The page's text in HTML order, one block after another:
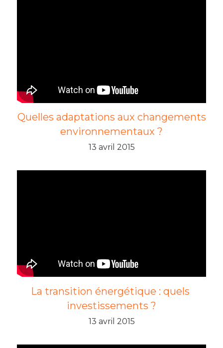
Quelles adaptations aux changements
environnementaux ?
13 avril 2015
La transition énergétique : quels
investissements ?
13 avril 2015